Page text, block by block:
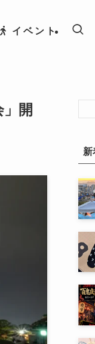
イベント
開